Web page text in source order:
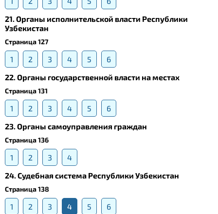
21. Органы исполнительской власти Республики
Узбекистан
Страница 127
1 2 3 4 5
6
22. Органы государственной власти на местах
Страница 131
1 2 3 4 5
6
23. Органы самоуправления граждан
Страница 136
1 2 3
4
24. Судебная система Республики Узбекистан
Страница 138
1 2 3 4 5
6